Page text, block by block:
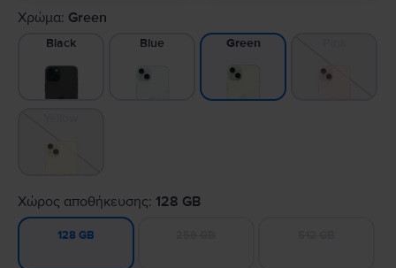
Χρώμα: Green
Black Blue Green
Χώρος αποθήκευσης: 128 GB
128 GB